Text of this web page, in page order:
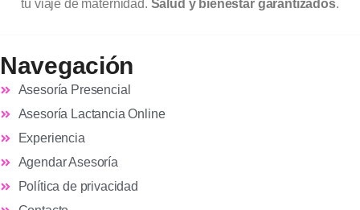
tu viaje de maternidad. Salud y bienestar garantizados.
Navegación
Asesoría Presencial
Asesoría Lactancia Online
Experiencia
Agendar Asesoría
Política de privacidad